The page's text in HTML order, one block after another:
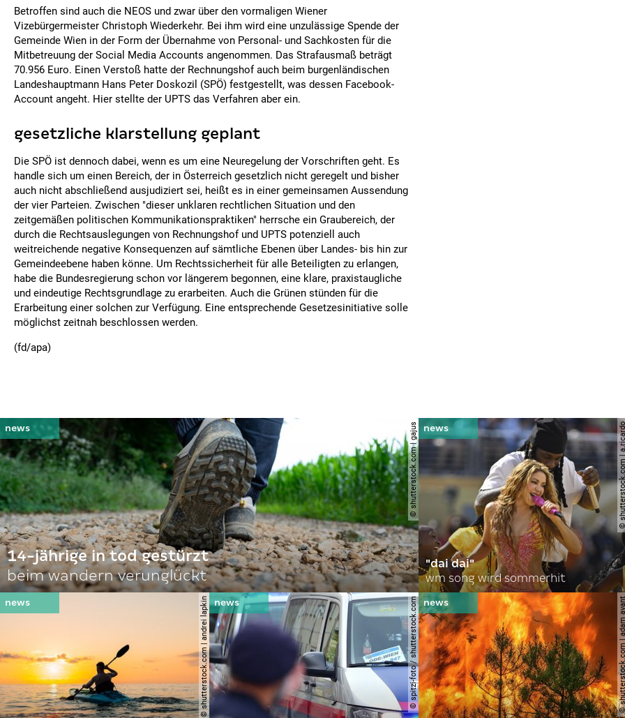
Betroffen sind auch die NEOS und zwar über den vormaligen Wiener
Vizebürgermeister Christoph Wiederkehr. Bei ihm wird eine unzulässige Spende der
Gemeinde Wien in der Form der Übernahme von Personal- und Sachkosten für die
Mitbetreuung der Social Media Accounts angenommen. Das Strafausmaß beträgt
70.956 Euro. Einen Verstoß hatte der Rechnungshof auch beim burgenländischen
Landeshauptmann Hans Peter Doskozil (SPÖ) festgestellt, was dessen Facebook-
Account angeht. Hier stellte der UPTS das Verfahren aber ein.
gesetzliche klarstellung geplant
Die SPÖ ist dennoch dabei, wenn es um eine Neuregelung der Vorschriften geht. Es
handle sich um einen Bereich, der in Österreich gesetzlich nicht geregelt und bisher
auch nicht abschließend ausjudiziert sei, heißt es in einer gemeinsamen Aussendung
der vier Parteien. Zwischen "dieser unklaren rechtlichen Situation und den
zeitgemäßen politischen Kommunikationspraktiken" herrsche ein Graubereich, der
durch die Rechtsauslegungen von Rechnungshof und UPTS potenziell auch
weitreichende negative Konsequenzen auf sämtliche Ebenen über Landes- bis hin zur
Gemeindeebene haben könne. Um Rechtssicherheit für alle Beteiligten zu erlangen,
habe die Bundesregierung schon vor längerem begonnen, eine klare, praxistaugliche
und eindeutige Rechtsgrundlage zu erarbeiten. Auch die Grünen stünden für die
Erarbeitung einer solchen zur Verfügung. Eine entsprechende Gesetzesinitiative solle
möglichst zeitnah beschlossen werden.
(fd/apa)
© shutterstock.com | gajus
14-jährige in tod gestürzt
beim wandern verunglückt
©
"dai dai"
wm song wird sommerhit
© shutterstock.com | andrei lapkin © spitzi-foto / shutterstock.com ©